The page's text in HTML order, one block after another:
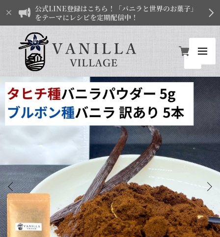
公式LINE登録はこちら！「バニラと世界のお菓子」
をテーマにレシピを定期配信中！